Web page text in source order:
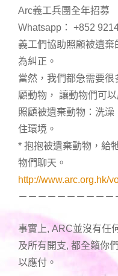
Arc義工兵團全年招募
Whatsapp： +852
義工們協助照顧被遺
為糾正。
當然，我們都急需要
顧動物， 讓動物們可
照顧被遺棄動物：洗
住環境。
* 抱抱被遺棄動物，給
物們聊天。
http://www.arc.org.hk/
－－－－－－－－－－
事實上, ARC並沒有任
及所有開支, 都全籟你
以應付。